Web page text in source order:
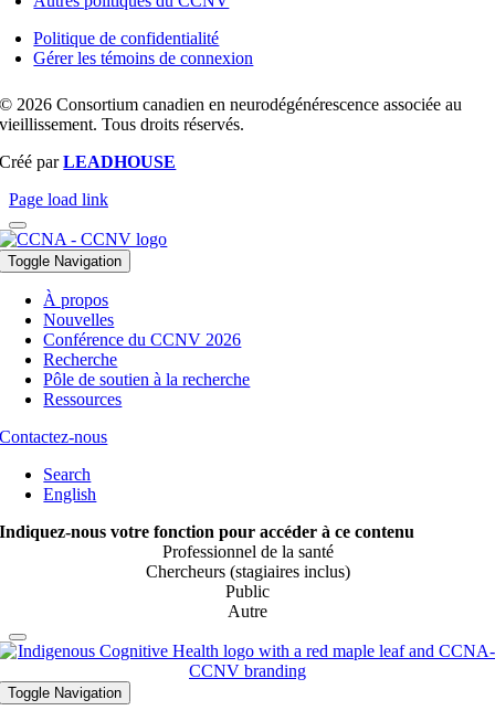
Politique de confidentialité
Gérer les témoins de connexion
© 2026 Consortium canadien en neurodégénérescence associée au
vieillissement. Tous droits réservés.
Créé parLEADHOUSE
Page load link
Toggle Navigation
À propos
Nouvelles
Conférence du CCNV 2026
Recherche
Pôle de soutien à la recherche
Ressources
Contactez-nous
Search
English
Indiquez-nous votre fonction pour accéder à ce contenu
Professionnel de la santé
Chercheurs (stagiaires inclus)
Public
Autre
Toggle Navigation